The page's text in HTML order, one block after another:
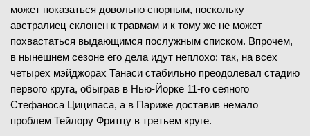
может показаться довольно спорным, поскольку
австралиец склонен к травмам и к тому же не может
похвастаться выдающимся послужным списком. Впрочем,
в нынешнем сезоне его дела идут неплохо: так, на всех
четырех мэйджорах Танаси стабильно преодолевал стадию
первого круга, обыграв в Нью-Йорке 11-го сеяного
Стефаноса Циципаса, а в Париже доставив немало
проблем Тейлору Фритцу в третьем круге.